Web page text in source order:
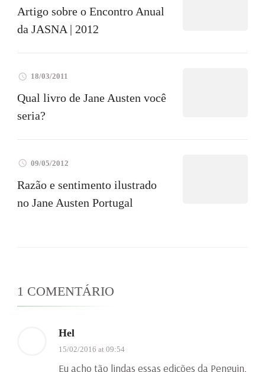
Artigo sobre o Encontro Anual
da JASNA | 2012
18/03/2011
Qual livro de Jane Austen você
seria?
09/05/2012
Razão e sentimento ilustrado
no Jane Austen Portugal
1 COMENTÁRIO
Hel
15/02/2016 at 09:54
Eu acho tão lindas essas edições da Penguin,